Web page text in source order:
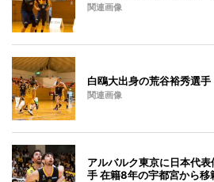
関連画像
白鴎大出身の荒谷裕秀選手
関連画像
アルバルク東京に日本代
手 在籍8年の宇都宮から移